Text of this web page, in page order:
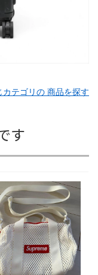
カテゴリの 商品を探す
す